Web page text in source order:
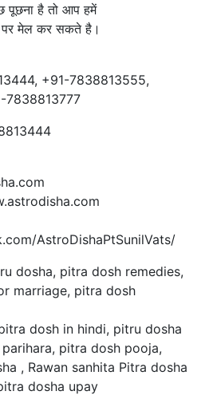
है तो आप हमें
मेल कर सकते है।
+91-7838813555,
7838813777
AstroDishaPtSunilVats/
dosha, pitra dosh remedies,
marriage, pitra dosh
dosh in hindi, pitru dosha
pitra dosh pooja,
, Rawan sanhita Pitra dosha
dosha upay